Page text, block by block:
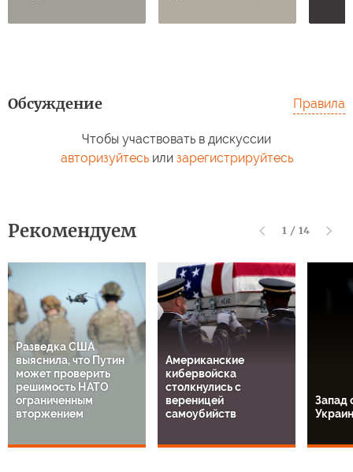
Обсуждение Правила
Чтобы участвовать в дискуссии
авторизуйтесьили зарегистрируйтесь
Рекомендуем 1 / 14
Разведка США
выяснила, что Путин
может проверить
решимость НАТО
ограниченным
вторжением
Американские
кибервойска
столкнулись с
вереницей
самоубийств
Запад